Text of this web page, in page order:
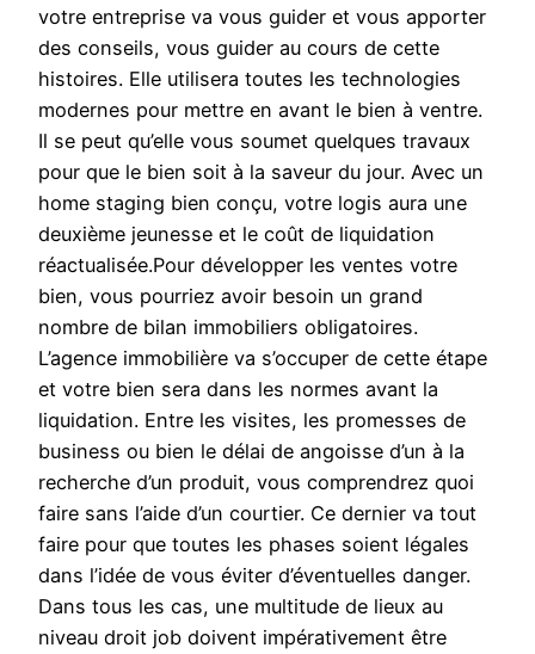
votre entreprise va vous guider et vous apporter
des conseils, vous guider au cours de cette
histoires. Elle utilisera toutes les technologies
modernes pour mettre en avant le bien à ventre.
Il se peut qu’elle vous soumet quelques travaux
pour que le bien soit à la saveur du jour. Avec un
home staging bien conçu, votre logis aura une
deuxième jeunesse et le coût de liquidation
réactualisée.Pour développer les ventes votre
bien, vous pourriez avoir besoin un grand
nombre de bilan immobiliers obligatoires.
L’agence immobilière va s’occuper de cette étape
et votre bien sera dans les normes avant la
liquidation. Entre les visites, les promesses de
business ou bien le délai de angoisse d’un à la
recherche d’un produit, vous comprendrez quoi
faire sans l’aide d’un courtier. Ce dernier va tout
faire pour que toutes les phases soient légales
dans l’idée de vous éviter d’éventuelles danger.
Dans tous les cas, une multitude de lieux au
niveau droit job doivent impérativement être